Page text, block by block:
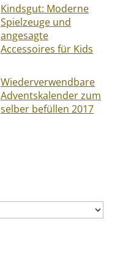
Kindsgut: Moderne
Spielzeuge und
angesagte
Accessoires für Kids
Wiederverwendbare
Adventskalender zum
selber befüllen 2017